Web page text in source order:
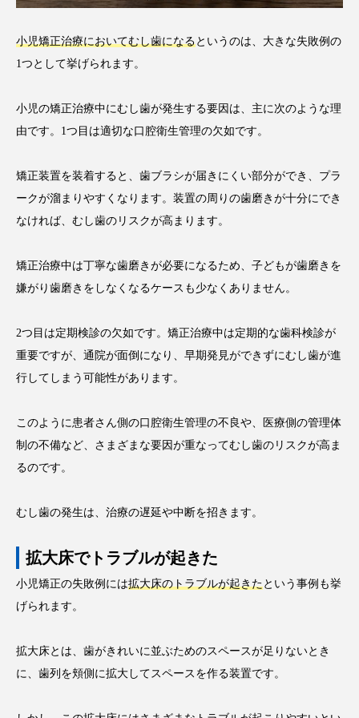
小児矯正治療においてむし歯になる というのは、大きな失敗例の
1つとして挙げられます。
小児の矯正治療中にむし歯が発生する要因は、主に次のような理
由です。1つ目は適切な口腔衛生管理の欠如です。
矯正装置を装着すると、歯ブラシが届きにくい部分ができ、プラ
ークが溜まりやすくなります。装置の周りの歯磨きが十分にでき
なければ、むし歯のリスクが高まります。
矯正治療中は丁寧な歯磨きが必要になるため、子どもが歯磨きを
嫌がり歯磨きをしなくなるケースも少なくありません。
2つ目は定期検診の欠如です。矯正治療中は定期的な歯科検診が
重要ですが、通院が面倒になり、早期発見ができずにむし歯が進
行してしまう可能性があります。
このように患者さん側の口腔衛生管理の不良や、医療側の管理体
制の不備など、さまざまな要因が重なってむし歯のリスクが高ま
るのです。
むし歯の発生は、治療の遅延や中断を招きます。
拡大床でトラブルが起きた
小児矯正の失敗例には拡大床のトラブルが起きた という事例も挙
げられます。
拡大床とは、歯がきれいに並ぶためのスペースが足りないとき
に、歯列を頬側に拡大してスペースを作る装置です。